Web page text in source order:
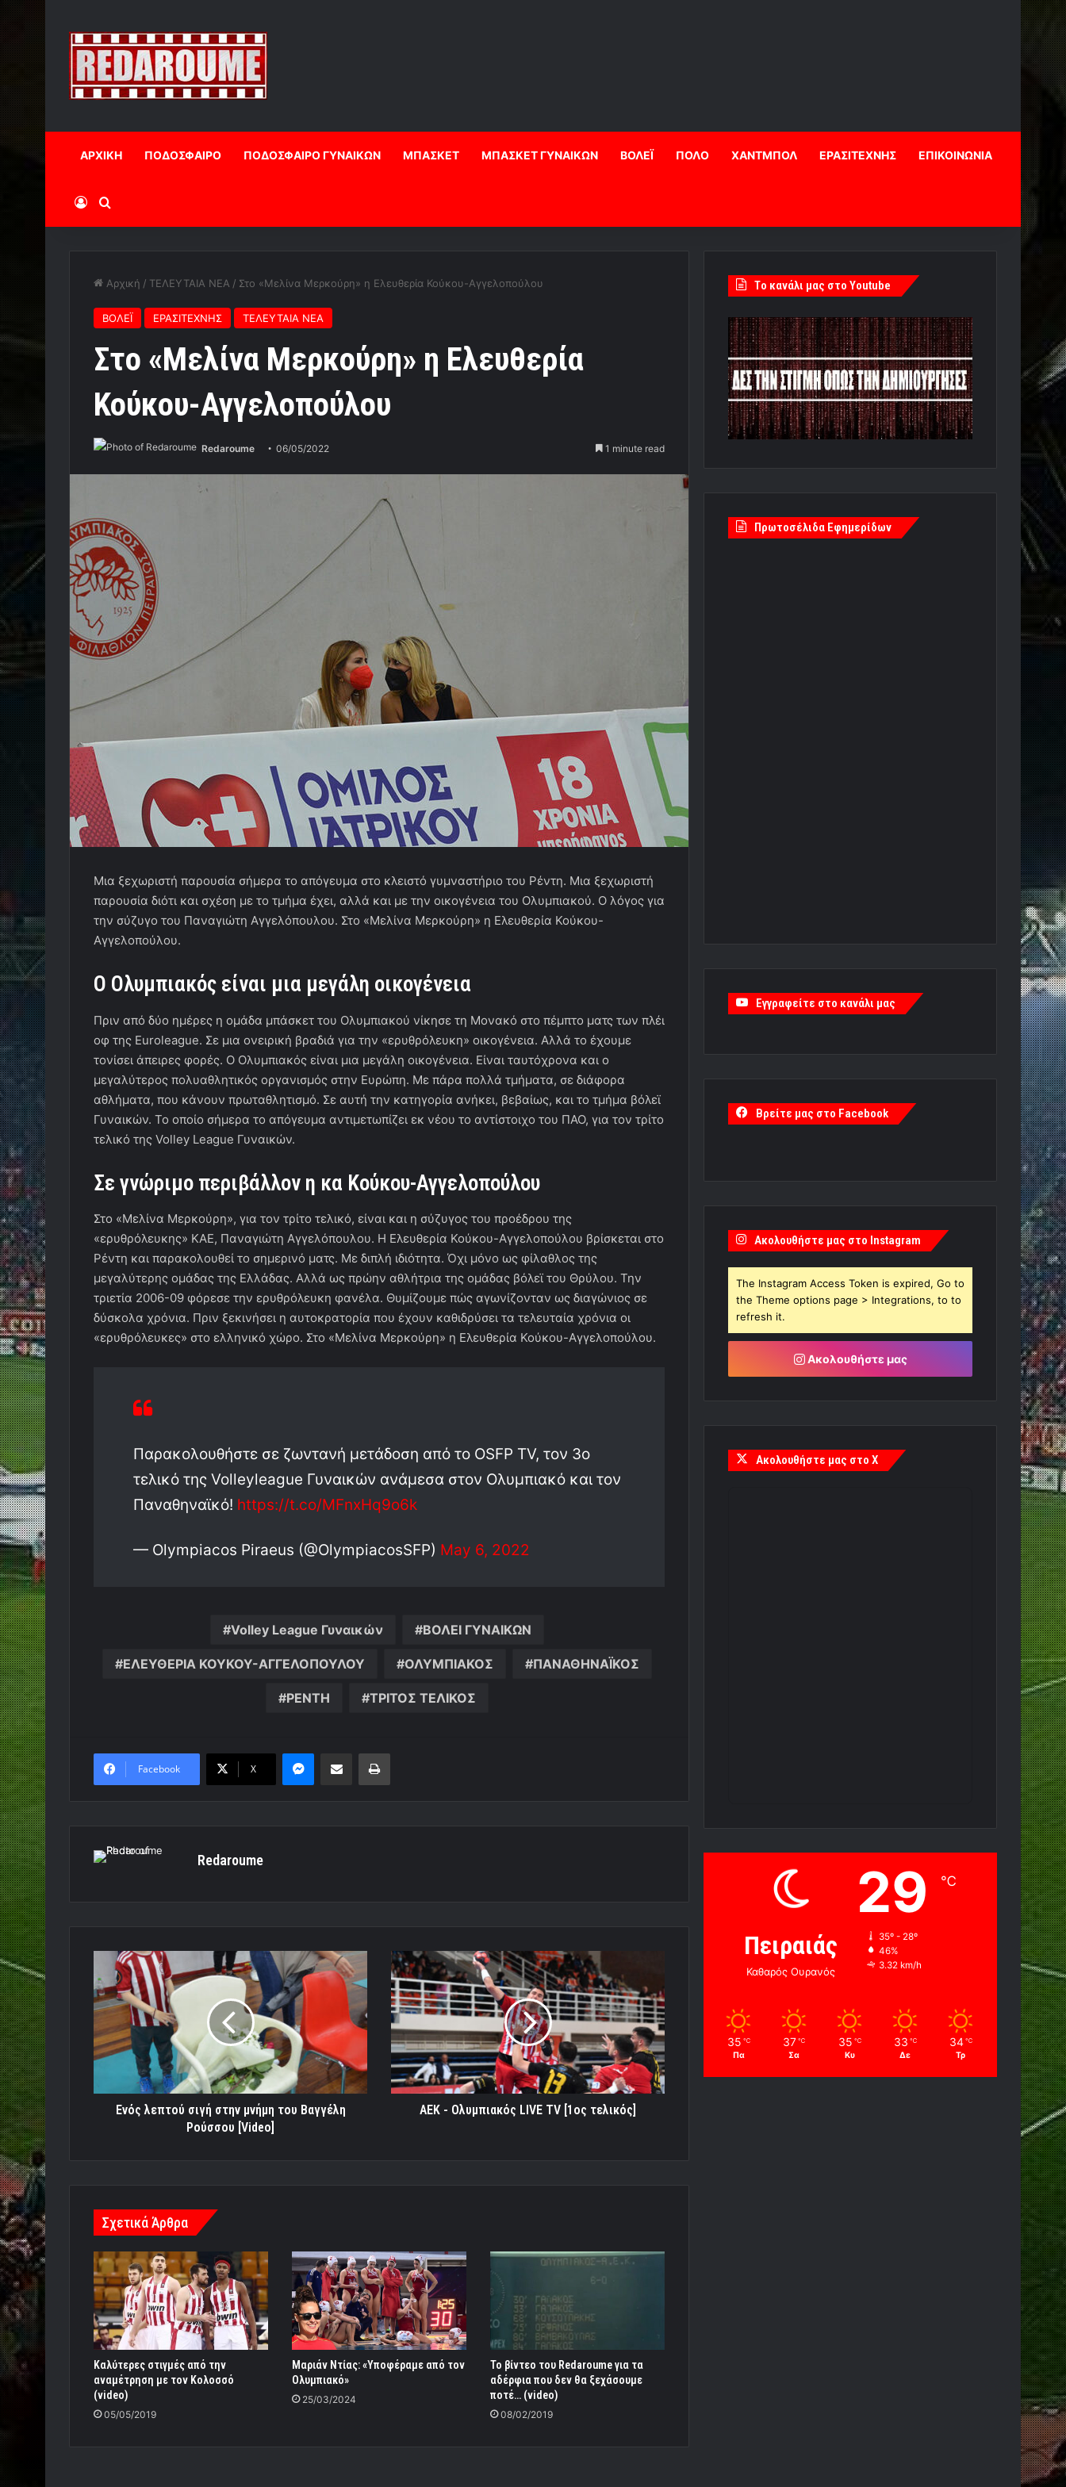
ΑΡΧΙΚΗ ΠΟΔΟΣΦΑΙΡΟ ΠΟΔΟΣΦΑΙΡΟ ΓΥΝΑΙΚΩΝ ΜΠΑΣΚΕΤ ΜΠΑΣΚΕΤ ΓΥΝΑΙΚΩΝ ΒΟΛΕΪ ΠΟΛΟ ΧΑΝΤΜΠΟΛ ΕΡΑΣΙΤΕΧΝΗΣ ΕΠΙΚΟΙΝΩΝΙΑ
Log InΑναζήτηση
Αρχική / ΤΕΛΕΥΤΑΙΑ ΝΕΑ / Στο «Μελίνα Μερκούρη» η Ελευθερία Κούκου-Αγγελοπούλου
ΒΟΛΕΪ ΕΡΑΣΙΤΕΧΝΗΣ ΤΕΛΕΥΤΑΙΑ ΝΕΑ
Στο «Μελίνα Μερκούρη» η Ελευθερία
Κούκου-Αγγελοπούλου
Redaroume 06/05/2022 1 minute read
Μια ξεχωριστή παρουσία σήμερα το απόγευμα στο κλειστό γυμναστήριο του Ρέντη. Μια ξεχωριστή
παρουσία διότι και σχέση με το τμήμα έχει, αλλά και με την οικογένεια του Ολυμπιακού. Ο λόγος για
την σύζυγο του Παναγιώτη Αγγελόπουλου. Στο «Μελίνα Μερκούρη» η Ελευθερία Κούκου-
Αγγελοπούλου.
Ο Ολυμπιακός είναι μια μεγάλη οικογένεια
Πριν από δύο ημέρες η ομάδα μπάσκετ του Ολυμπιακού νίκησε τη Μονακό στο πέμπτο ματς των πλέι
οφ της Euroleague. Σε μια ονειρική βραδιά για την «ερυθρόλευκη» οικογένεια. Αλλά το έχουμε
τονίσει άπειρες φορές. Ο Ολυμπιακός είναι μια μεγάλη οικογένεια. Είναι ταυτόχρονα και ο
μεγαλύτερος πολυαθλητικός οργανισμός στην Ευρώπη. Με πάρα πολλά τμήματα, σε διάφορα
αθλήματα, που κάνουν πρωταθλητισμό. Σε αυτή την κατηγορία ανήκει, βεβαίως, και το τμήμα βόλεϊ
Γυναικών. Το οποίο σήμερα το απόγευμα αντιμετωπίζει εκ νέου το αντίστοιχο του ΠΑΟ, για τον τρίτο
τελικό της Volley League Γυναικών.
Σε γνώριμο περιβάλλον η κα Κούκου-Αγγελοπούλου
Στο «Μελίνα Μερκούρη», για τον τρίτο τελικό, είναι και η σύζυγος του προέδρου της
«ερυθρόλευκης» ΚΑΕ, Παναγιώτη Αγγελόπουλου. Η Ελευθερία Κούκου-Αγγελοπούλου βρίσκεται στο
Ρέντη και παρακολουθεί το σημερινό ματς. Με διπλή ιδιότητα. Όχι μόνο ως φίλαθλος της
μεγαλύτερης ομάδας της Ελλάδας. Αλλά ως πρώην αθλήτρια της ομάδας βόλεϊ του Θρύλου. Την
τριετία 2006-09 φόρεσε την ερυθρόλευκη φανέλα. Θυμίζουμε πώς αγωνίζονταν ως διαγώνιος σε
δύσκολα χρόνια. Πριν ξεκινήσει η αυτοκρατορία που έχουν καθιδρύσει τα τελευταία χρόνια οι
«ερυθρόλευκες» στο ελληνικό χώρο. Στο «Μελίνα Μερκούρη» η Ελευθερία Κούκου-Αγγελοπούλου.
Παρακολουθήστε σε ζωντανή μετάδοση από το OSFP TV, τον 3ο
τελικό της Volleyleague Γυναικών ανάμεσα στον Ολυμπιακό και τον
Παναθηναϊκό! https://t.co/MFnxHq9o6k
— Olympiacos Piraeus (@OlympiacosSFP) May 6, 2022
Volley League Γυναικών ΒΟΛΕΙ ΓΥΝΑΙΚΩΝ
ΕΛΕΥΘΕΡΙΑ ΚΟΥΚΟΥ-ΑΓΓΕΛΟΠΟΥΛΟΥ ΟΛΥΜΠΙΑΚΟΣ ΠΑΝΑΘΗΝΑΪΚΟΣ
ΡΕΝΤΗ ΤΡΙΤΟΣ ΤΕΛΙΚΟΣ
Facebook X
MessengerΚοινοποίηση μέσω ηλεκτρονικού ταχυδρομείουΕκτύπωση
Redaroume
Ενός
λεπτού
σιγή
στην
μνήμη
του
Βαγγέλη
[Video]
Ενός λεπτού σιγή στην μνήμη του Βαγγέλη
Ρούσσου [Video]
ΑΕΚ
-
Ολυμπιακός
LIVE
TV
[1ος
τελικός]
ΑΕΚ - Ολυμπιακός LIVE TV [1ος τελικός]
Σχετικά Άρθρα
Καλύτερες στιγμές από την
αναμέτρηση με τον Κολοσσό
(video)
05/05/2019
Μαριάν Ντίας: «Υποφέραμε από τον
Ολυμπιακό»
25/03/2024
Το βίντεο του Redaroume για τα
αδέρφια που δεν θα ξεχάσουμε
ποτέ… (video)
08/02/2019
Tο κανάλι μας στο Youtube
Πρωτοσέλιδα Εφημερίδων
Εγγραφείτε στο κανάλι μας
Βρείτε μας στο Facebook
Ακολουθήστε μας στο Instagram
The Instagram Access Token is expired, Go to
the Theme options page > Integrations, to to
refresh it.
Ακολουθήστε μας
Ακολουθήστε μας στο X
Πειραιάς
Καθαρός Ουρανός
29 ℃
35º - 28º
46%
3.32 km/h
35 ℃
Πα
37 ℃
Σα
35 ℃
Κυ
33 ℃
Δε
34 ℃
Τρ